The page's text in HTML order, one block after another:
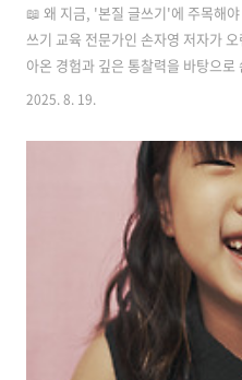
📖 왜 지금, '본질 글쓰기'에 주목해
쓰기 교육 전문가인 손자영 저자가
아온 경험과 깊은 통찰력을 바탕으
교육'에 대한 막연한 불안감이나 잘못
어, 아이들의 생각하는 힘과 표현의
본질에 집중합니다. ✨ 도서 기본 정
기: 자기답게 쓰면서 성장하는 아이
간일2025년 7월 28일 (예스24, 알라
저자 손자영 오랜 기간 초등교육 현
2025. 8. 19.